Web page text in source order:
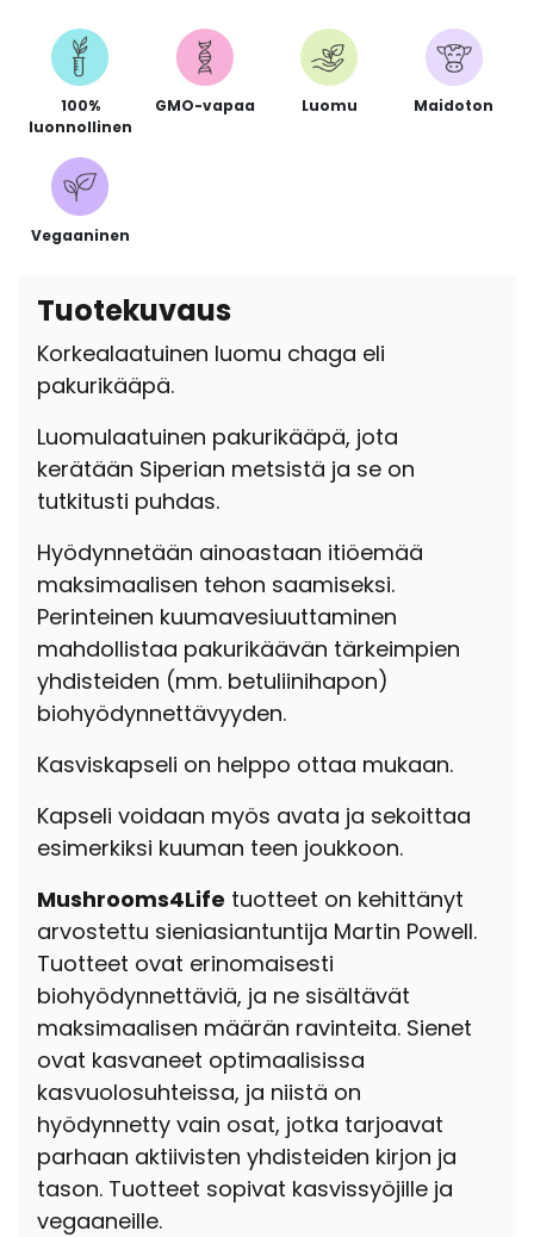
100%
luonnollinen
GMO-vapaa Luomu Maidoton
Vegaaninen
Tuotekuvaus
Korkealaatuinen luomu chaga eli
pakurikääpä.
Luomulaatuinen pakurikääpä, jota
kerätään Siperian metsistä ja se on
tutkitusti puhdas.
Hyödynnetään ainoastaan itiöemää
maksimaalisen tehon saamiseksi.
Perinteinen kuumavesiuuttaminen
mahdollistaa pakurikäävän tärkeimpien
yhdisteiden (mm. betuliinihapon)
biohyödynnettävyyden.
Kasviskapseli on helppo ottaa mukaan.
Kapseli voidaan myös avata ja sekoittaa
esimerkiksi kuuman teen joukkoon.
Mushrooms4Life tuotteet on kehittänyt
arvostettu sieniasiantuntija Martin Powell.
Tuotteet ovat erinomaisesti
biohyödynnettäviä, ja ne sisältävät
maksimaalisen määrän ravinteita. Sienet
ovat kasvaneet optimaalisissa
kasvuolosuhteissa, ja niistä on
hyödynnetty vain osat, jotka tarjoavat
parhaan aktiivisten yhdisteiden kirjon ja
tason. Tuotteet sopivat kasvissyöjille ja
vegaaneille.